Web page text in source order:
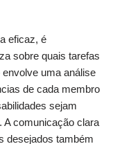
eficaz, é
sobre quais tarefas
uma análise
de cada membro
sejam
A comunicação clara
desejados também